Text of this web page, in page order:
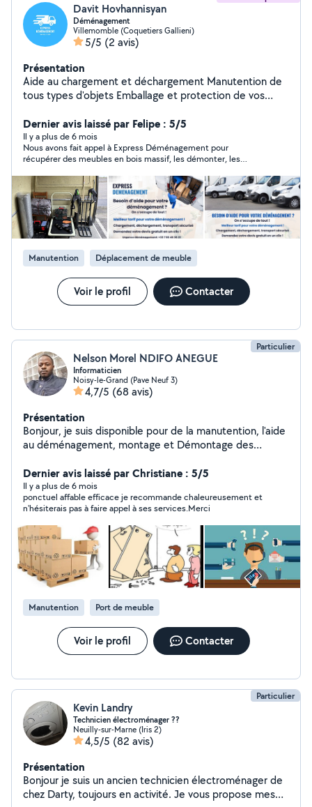
Davit Hovhannisyan
Déménagement
Villemomble (Coquetiers Gallieni)
5/5 (2 avis)
Présentation
Aide au chargement et déchargement Manutention de
tous types d'objets Emballage et protection de vos
propre, professionnel ! Nos équipes assemblent vos
meubles avec soin et efficacité, qu'il s'agisse d'un lit,
d'une armoire ou d'une cuisine complète. Service fiable
Intervention rapide Strasbourg et alentours Contactez-
nous dès aujourd'hui !
Dernier avis laissé par Felipe : 5/5
Il y a plus de 6 mois
Nous avons fait appel à Express Déménagement pour
récupérer des meubles en bois massif, les démonter, les
avec beaucoup de soin et de professionnalisme. Tout s’est très
bien déroulé, et nous sommes pleinement satisfaits. Nous
recommandons vivement leurs services !
Manutention Déplacement de meuble
Voir le profil Contacter
Particulier
Nelson Morel NDIFO ANEGUE
Informaticien
Noisy-le-Grand (Pave Neuf 3)
4,7/5 (68 avis)
Présentation
Bonjour, je suis disponible pour de la manutention, l'aide
au déménagement, montage et Démontage des
suis réactif, ponctuel, travailleur et sociable.
Dernier avis laissé par Christiane : 5/5
Il y a plus de 6 mois
ponctuel affable efficace je recommande chaleureusement et
n'hésiterais pas à faire appel à ses services.Merci
Manutention Port de meuble
Voir le profil Contacter
Particulier
Kevin Landry
Technicien électroménager ??
Neuilly-sur-Marne (Iris 2)
4,5/5 (82 avis)
Présentation
Bonjour je suis un ancien technicien électroménager de
chez Darty, toujours en activité. Je vous propose mes